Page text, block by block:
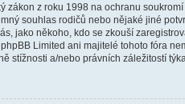
zákon z roku 1998 na ochranu
souhlas rodičů nebo nějaké jiné
jako někoho, kdo se zkouší
Limited ani majitelé tohoto fóra
stížnosti a/nebo právních záležitostí